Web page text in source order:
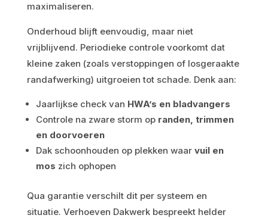
maximaliseren.
Onderhoud blijft eenvoudig, maar niet
vrijblijvend. Periodieke controle voorkomt dat
kleine zaken (zoals verstoppingen of losgeraakte
randafwerking) uitgroeien tot schade. Denk aan:
Jaarlijkse check van HWA’s en bladvangers
Controle na zware storm op randen, trimmen
en doorvoeren
Dak schoonhouden op plekken waar vuil en
mos zich ophopen
Qua garantie verschilt dit per systeem en
situatie. Verhoeven Dakwerk bespreekt helder